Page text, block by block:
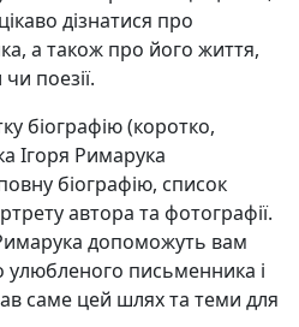
дізнатися про
а також про його життя,
поезії.
біографію (коротко,
Ігоря Римарука
біографію, список
автора та фотографії.
допоможуть вам
письменника і
саме цей шлях та теми для